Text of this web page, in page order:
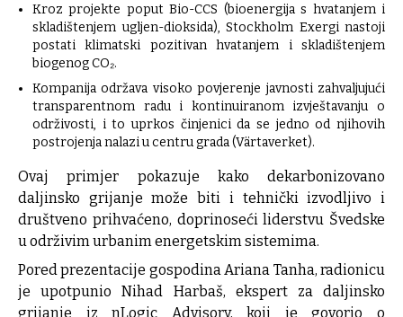
Kroz projekte poput Bio-CCS (bioenergija s hvatanjem i
skladištenjem ugljen-dioksida), Stockholm Exergi nastoji
postati klimatski pozitivan hvatanjem i skladištenjem
biogenog CO₂.
Kompanija održava visoko povjerenje javnosti zahvaljujući
transparentnom radu i kontinuiranom izvještavanju o
održivosti, i to uprkos činjenici da se jedno od njihovih
postrojenja nalazi u centru grada (Värtaverket).
Ovaj primjer pokazuje kako dekarbonizovano
daljinsko grijanje može biti i tehnički izvodljivo i
društveno prihvaćeno, doprinoseći liderstvu Švedske
u održivim urbanim energetskim sistemima.
Pored prezentacije gospodina Ariana Tanha, radionicu
je upotpunio Nihad Harbaš, ekspert za daljinsko
grijanje iz nLogic Advisory, koji je govorio o